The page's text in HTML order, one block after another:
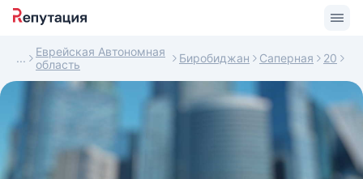
Еврейская Автономная
область
Биробиджан Саперная 20